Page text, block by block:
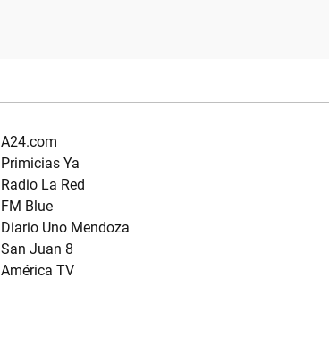
A24.com
Primicias Ya
Radio La Red
FM Blue
Diario Uno Mendoza
San Juan 8
América TV